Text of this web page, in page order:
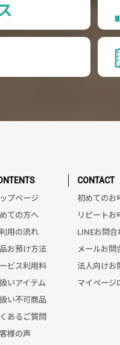
ップページ
ての方へ
用の流れ
お預け方法
ビス利用料
いアイテム
い不可商品
あるご質問
様の声
CONTACT
初めてのお
リピートお
LINEお問合
メールお問
法人向けお
マイページ